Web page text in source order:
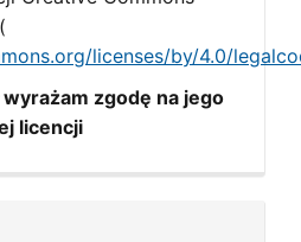
licenses/by/4.0/
wyrażam zgodę na jego
licencji